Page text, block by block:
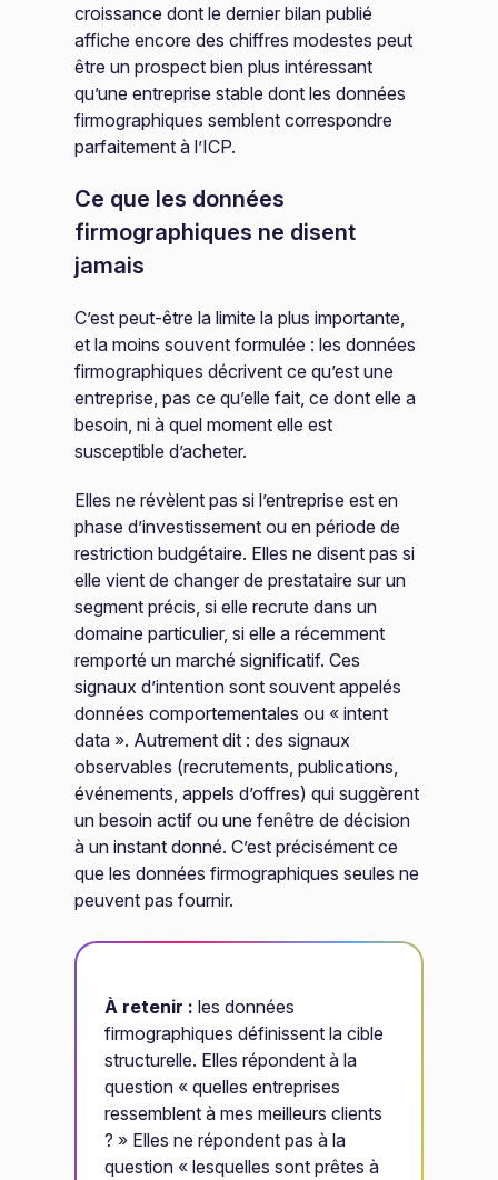
croissance dont le dernier bilan publié
affiche encore des chiffres modestes peut
être un prospect bien plus intéressant
qu’une entreprise stable dont les données
firmographiques semblent correspondre
parfaitement à l’ICP.
Ce que les données
firmographiques ne disent
jamais
C’est peut-être la limite la plus importante,
et la moins souvent formulée : les données
firmographiques décrivent ce qu’est une
entreprise, pas ce qu’elle fait, ce dont elle a
besoin, ni à quel moment elle est
susceptible d’acheter.
Elles ne révèlent pas si l’entreprise est en
phase d’investissement ou en période de
restriction budgétaire. Elles ne disent pas si
elle vient de changer de prestataire sur un
segment précis, si elle recrute dans un
domaine particulier, si elle a récemment
remporté un marché significatif. Ces
signaux d’intention sont souvent appelés
données comportementales ou « intent
data ». Autrement dit : des signaux
observables (recrutements, publications,
événements, appels d’offres) qui suggèrent
un besoin actif ou une fenêtre de décision
à un instant donné. C’est précisément ce
que les données firmographiques seules ne
peuvent pas fournir.
À retenir : les données
firmographiques définissent la cible
structurelle. Elles répondent à la
question « quelles entreprises
ressemblent à mes meilleurs clients
? » Elles ne répondent pas à la
question « lesquelles sont prêtes à